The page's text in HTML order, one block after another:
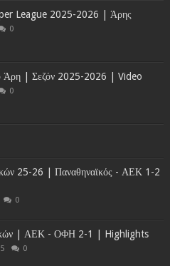
League 2025-2026 | Άρης
0
Άρη | Σεζόν 2025-2026 | Video
0
25-26 | Παναθηναϊκός - ΑΕΚ 1-2
0
| ΑΕΚ - ΟΦΗ 2-1 | Highlights
0